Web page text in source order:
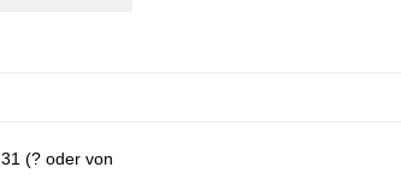
(? oder von